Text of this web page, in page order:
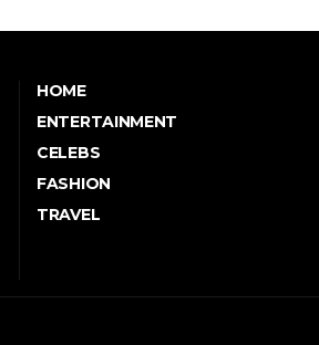
HOME
ENTERTAINMENT
CELEBS
FASHION
TRAVEL